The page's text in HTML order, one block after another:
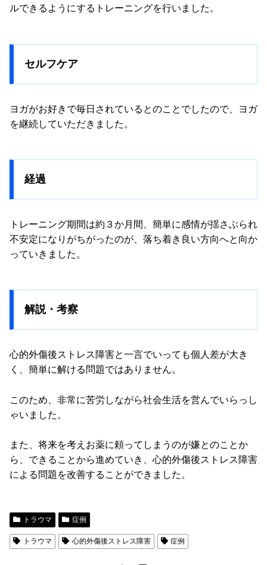
ルできるようにするトレーニングを行いました。
セルフケア
ヨガがお好きで毎日されているとのことでしたので、ヨガ
を継続していただきました。
経過
トレーニング期間は約３か月間、簡単に感情が揺さぶられ
不安定になりがちがったのが、落ち着き良い方向へと向か
っていきました。
解説・考察
心的外傷後ストレス障害と一言でいっても個人差が大き
く、簡単に解ける問題ではありません。
このため、非常に苦労しながら社会生活を営んでいらっし
ゃいました。
また、将来を考えお薬に頼ってしまうのが嫌とのことか
ら、できることから進めていき、心的外傷後ストレス障害
による問題を改善することができました。
トラウマ 症例
トラウマ 心的外傷後ストレス障害 症例